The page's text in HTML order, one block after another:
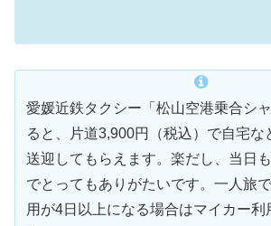
愛媛近鉄タクシー「松山空港乗合シ
ると、片道3,900円（税込）で自宅な
送迎してもらえます。楽だし、当日
でとってもありがたいです。一人旅
用が4日以上になる場合はマイカー利